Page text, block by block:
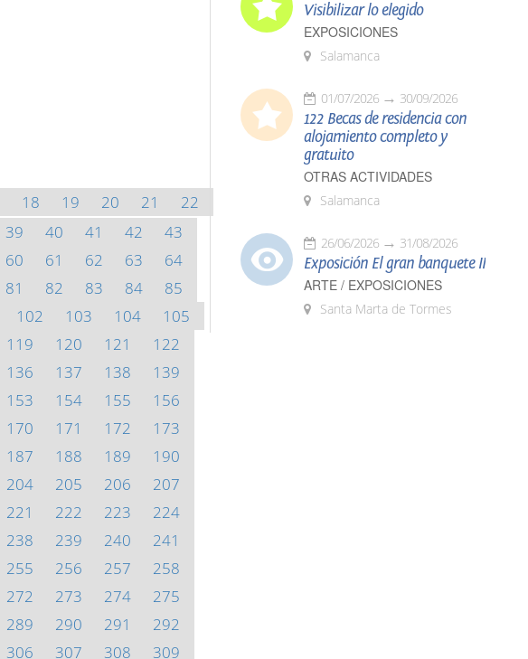
18 19 20 21
22
39 40 41 42
43
60 61 62 63
64
81 82 83 84
85
102 103 104
105
119 120 121
122
136 137 138
139
153 154 155
156
170 171 172
173
187 188 189
190
204 205 206
207
221 222 223
224
238 239 240
241
255 256 257
258
272 273 274
275
289 290 291
292
306 307 308 309
Visibilizar lo elegido
EXPOSICIONES
Salamanca
01/07/2026 30/09/2026
122 Becas de residencia con
alojamiento completo y
gratuito
OTRAS ACTIVIDADES
Salamanca
26/06/2026 31/08/2026
Exposición El gran banquete II
ARTE / EXPOSICIONES
Santa Marta de Tormes